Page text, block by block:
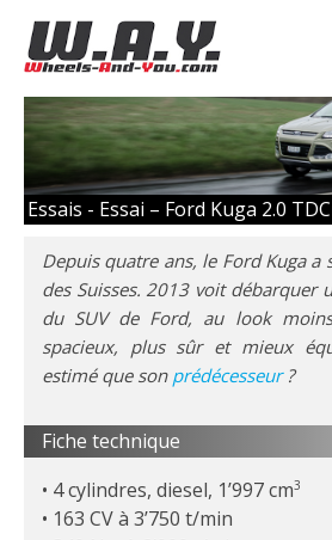
Essais - Essai – Ford Kuga 2.0
Depuis quatre ans, le Ford Kuga a
des Suisses. 2013 voit débarquer
du SUV de Ford, au look
spacieux, plus sûr et mieux
estimé que son prédécesseur?
Fiche technique
4 cylindres, diesel, 1’997 cm3
163 CV à 3’750 t/min